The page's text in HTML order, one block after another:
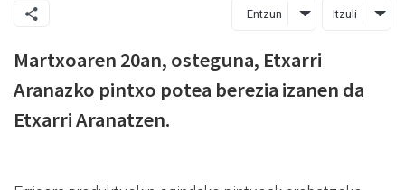
Entzun Itzuli
Martxoaren 20an, osteguna, Etxarri
Aranazko pintxo potea berezia izanen da
Etxarri Aranatzen.